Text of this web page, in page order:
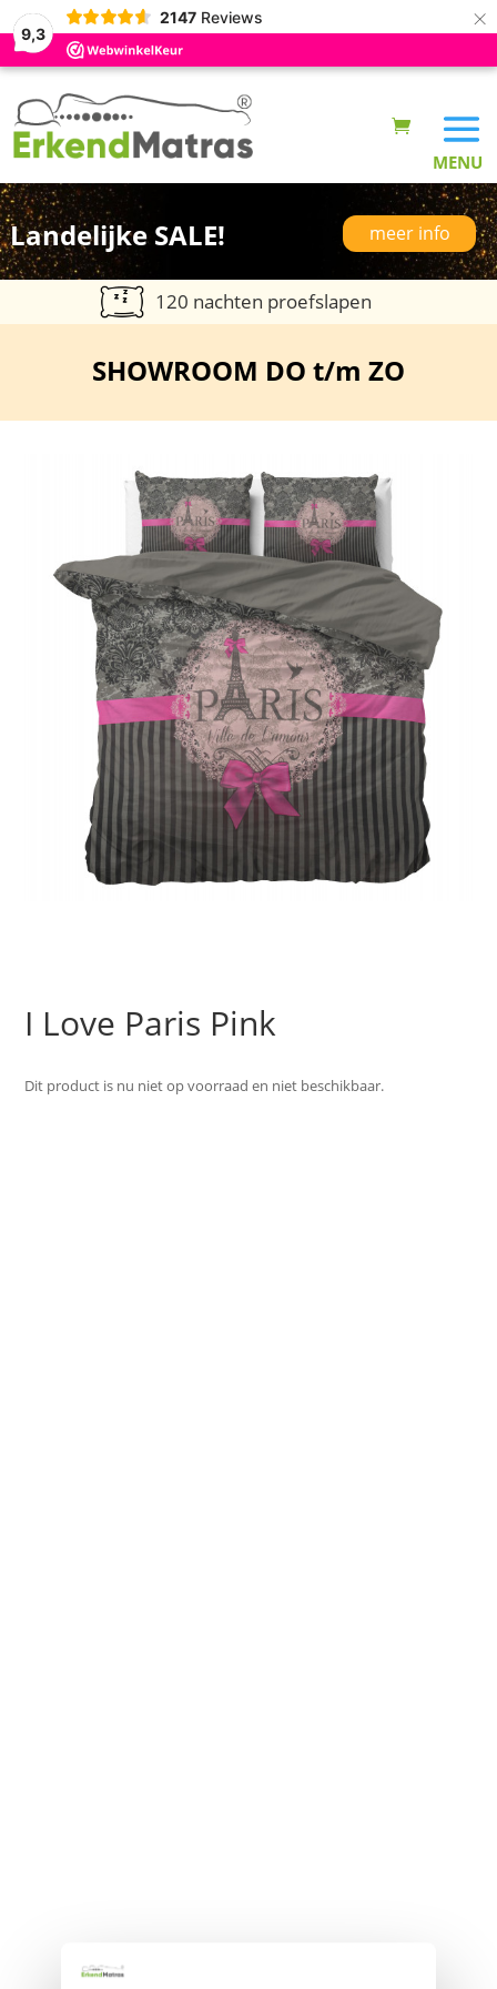
9,3
2147 Reviews ×
Landelijke SALE! meer info
120 nachten proefslapen
SHOWROOM DO t/m ZO
I Love Paris Pink
Dit product is nu niet op voorraad en niet beschikbaar.